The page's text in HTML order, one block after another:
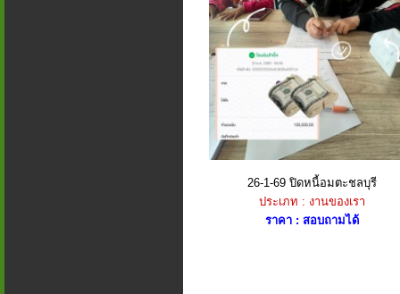
26-1-69 ปิดหนี้อมตะชลบุรี
ประเภท : งานของเรา
ราคา : สอบถามได้